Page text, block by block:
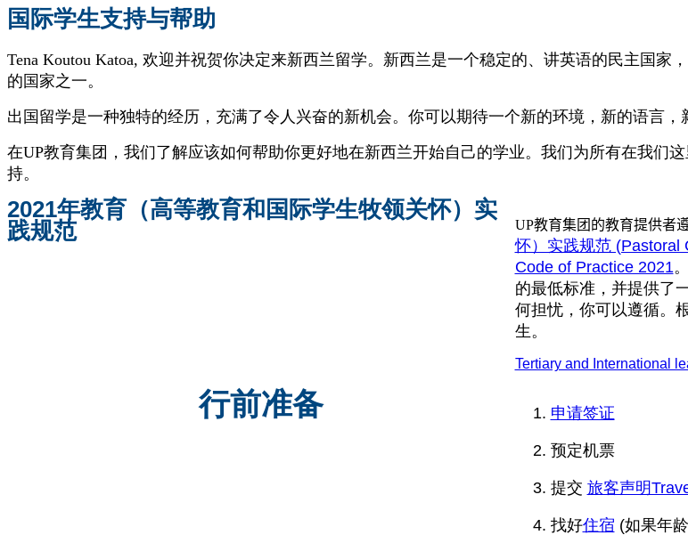
国际学生支持与帮助
Tena Koutou Katoa, 欢迎并祝贺你决定来新西兰留学。新西兰是一个稳定的、讲英语的民主国家
的国家之一。
出国留学是一种独特的经历，充满了令人兴奋的新机会。你可以期待一个新的环境，新的语言，
在UP教育集团，我们了解应该如何帮助你更好地在新西兰开始自己的学业。我们为所有在我们
持。
2021年教育（高等教育和国际学生牧领关怀）实
践规范
UP教育集团的教育提供者
怀）实践规范 (Pastoral
Code of Practice 2021
的最低标准，并提供了
何担忧，你可以遵循。
生。
Tertiary and International
行前准备 申请签证
预定机票
提交 旅客声明
找好住宿 (如果年